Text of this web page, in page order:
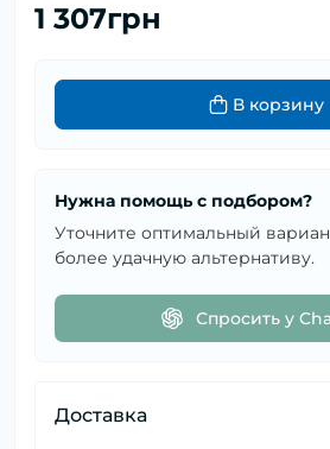
1 307грн
В корзину
Нужна помощь с подбором?
Уточните оптимальный
более удачную альтернативу.
Спросить у
Доставка